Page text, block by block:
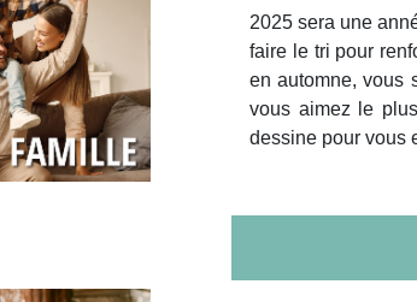
2025 sera une
faire le tri pour
en automne, vous
vous aimez le
dessine pour vous